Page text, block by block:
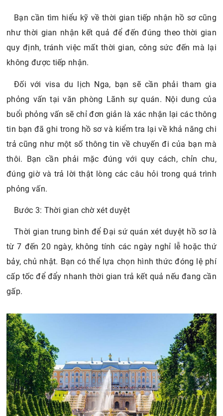
Bạn cần tìm hiểu kỹ về thời gian tiếp nhận hồ sơ cũng
như thời gian nhận kết quả để đến đúng theo thời gian
quy định, tránh việc mất thời gian, công sức đến mà lại
không được tiếp nhận.
Đối với visa du lịch Nga, bạn sẽ cần phải tham gia
phỏng vấn tại văn phòng Lãnh sự quán. Nội dung của
buổi phỏng vấn sẽ chỉ đơn giản là xác nhận lại các thông
tin bạn đã ghi trong hồ sơ và kiểm tra lại về khả năng chi
trả cũng như một số thông tin về chuyến đi của bạn mà
thôi. Bạn cần phải mặc đúng với quy cách, chỉn chu,
đúng giờ và trả lời thật lòng các câu hỏi trong quá trình
phỏng vấn.
Bước 3: Thời gian chờ xét duyệt
Thời gian trung bình để Đại sứ quán xét duyệt hồ sơ là
từ 7 đến 20 ngày, không tính các ngày nghỉ lễ hoặc thứ
bảy, chủ nhật. Bạn có thể lựa chọn hình thức đóng lệ phí
cấp tốc để đẩy nhanh thời gian trả kết quả nếu đang cần
gấp.